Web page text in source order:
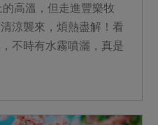
高溫，但走進豐樂牧
涼襲來，煩熱盡解！看
不時有水霧噴灑，真是